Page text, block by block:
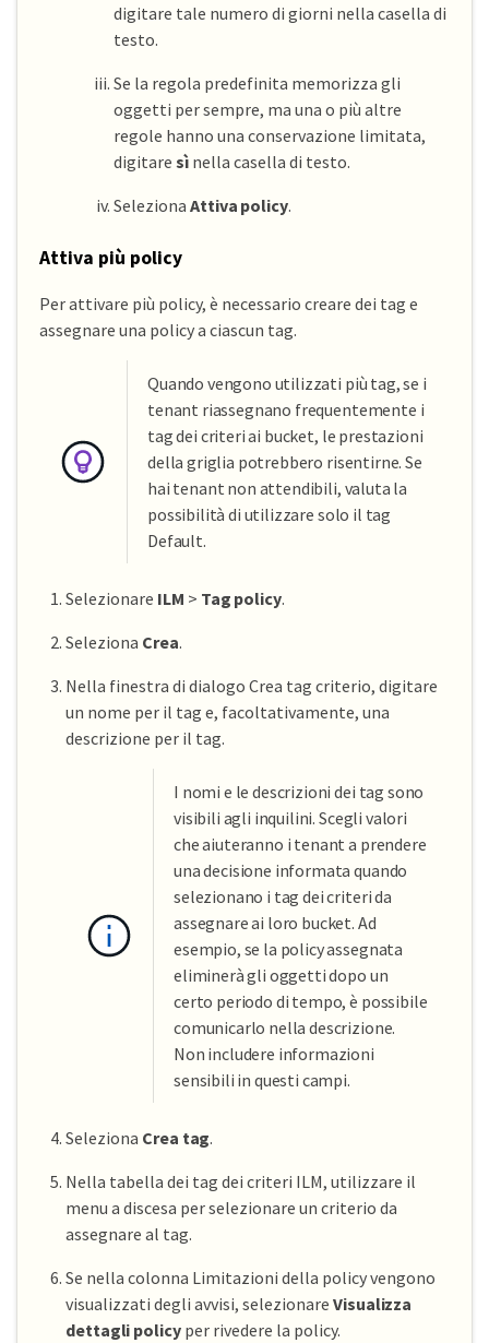
digitare tale numero di giorni nella casella di
testo.
Se la regola predefinita memorizza gli
oggetti per sempre, ma una o più altre
regole hanno una conservazione limitata,
digitare sìnella casella di testo.
Seleziona Attiva policy.
Attiva più policy
Per attivare più policy, è necessario creare dei tag e
assegnare una policy a ciascun tag.
Quando vengono utilizzati più tag, se i
tenant riassegnano frequentemente i
tag dei criteri ai bucket, le prestazioni
della griglia potrebbero risentirne. Se
hai tenant non attendibili, valuta la
possibilità di utilizzare solo il tag
Default.
Selezionare ILM > Tag policy.
Seleziona Crea.
Nella finestra di dialogo Crea tag criterio, digitare
un nome per il tag e, facoltativamente, una
descrizione per il tag.
I nomi e le descrizioni dei tag sono
visibili agli inquilini. Scegli valori
che aiuteranno i tenant a prendere
una decisione informata quando
selezionano i tag dei criteri da
assegnare ai loro bucket. Ad
esempio, se la policy assegnata
eliminerà gli oggetti dopo un
certo periodo di tempo, è possibile
comunicarlo nella descrizione.
Non includere informazioni
sensibili in questi campi.
Seleziona Crea tag.
Nella tabella dei tag dei criteri ILM, utilizzare il
menu a discesa per selezionare un criterio da
assegnare al tag.
Se nella colonna Limitazioni della policy vengono
visualizzati degli avvisi, selezionare Visualizza
dettagli policyper rivedere la policy.